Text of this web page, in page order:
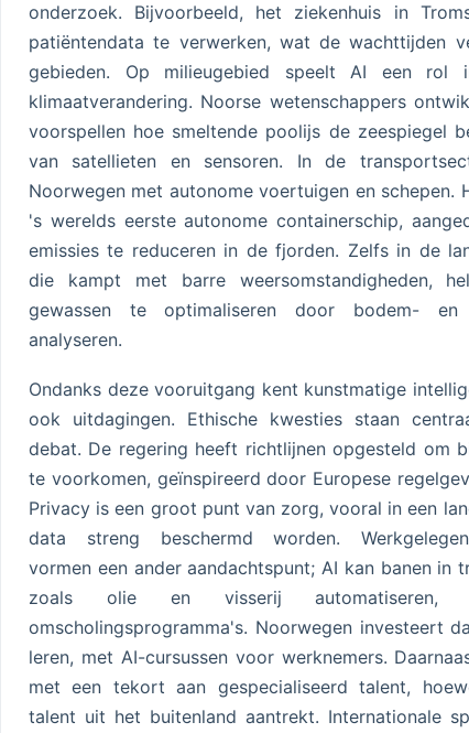
onderzoek. Bijvoorbeeld, het ziekenhuis in
patiëntendata te verwerken, wat de wachttijden
gebieden. Op milieugebied speelt AI een
klimaatverandering. Noorse wetenschappers
voorspellen hoe smeltende poolijs de zeespiegel
van satellieten en sensoren. In de
Noorwegen met autonome voertuigen en schepen.
's werelds eerste autonome containerschip,
emissies te reduceren in de fjorden. Zelfs in de
die kampt met barre weersomstandigheden,
gewassen te optimaliseren door bodem- en
analyseren.
Ondanks deze vooruitgang kent kunstmatige
ook uitdagingen. Ethische kwesties staan
debat. De regering heeft richtlijnen opgesteld om
te voorkomen, geïnspireerd door Europese
Privacy is een groot punt van zorg, vooral in een
data streng beschermd worden.
vormen een ander aandachtspunt; AI kan banen in
zoals olie en visserij
omscholingsprogramma's. Noorwegen investeert
leren, met AI-cursussen voor werknemers.
met een tekort aan gespecialiseerd talent,
talent uit het buitenland aantrekt. Internationale